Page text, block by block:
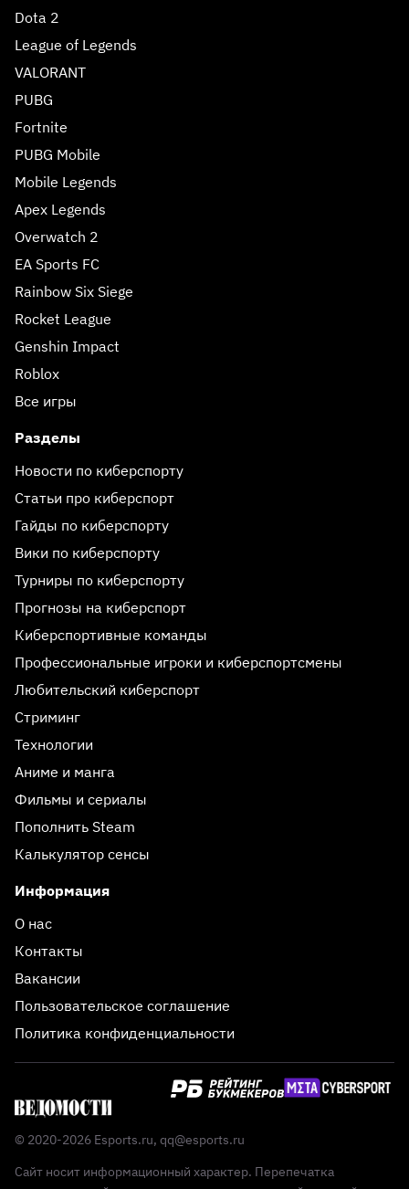
Dota 2
League of Legends
VALORANT
PUBG
Fortnite
PUBG Mobile
Mobile Legends
Apex Legends
Overwatch 2
EA Sports FC
Rainbow Six Siege
Rocket League
Genshin Impact
Roblox
Все игры
Разделы
Новости по киберспорту
Статьи про киберспорт
Гайды по киберспорту
Вики по киберспорту
Турниры по киберспорту
Прогнозы на киберспорт
Киберспортивные команды
Профессиональные игроки и киберспортсмены
Любительский киберспорт
Стриминг
Технологии
Аниме и манга
Фильмы и сериалы
Пополнить Steam
Калькулятор сенсы
Информация
О нас
Контакты
Вакансии
Пользовательское соглашение
Политика конфиденциальности
© 2020-2026 Esports.ru, qq@esports.ru
Сайт носит информационный характер. Перепечатка